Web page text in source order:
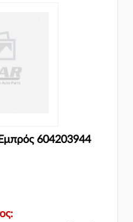
604203944